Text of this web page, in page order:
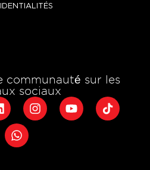
communauté sur les
sociaux